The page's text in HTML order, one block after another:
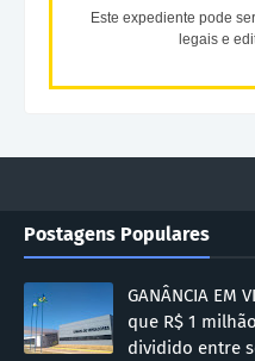
Este expediente pode
legais e
Postagens Populares
GANÂNCIA EM
que R$ 1
dividido entre